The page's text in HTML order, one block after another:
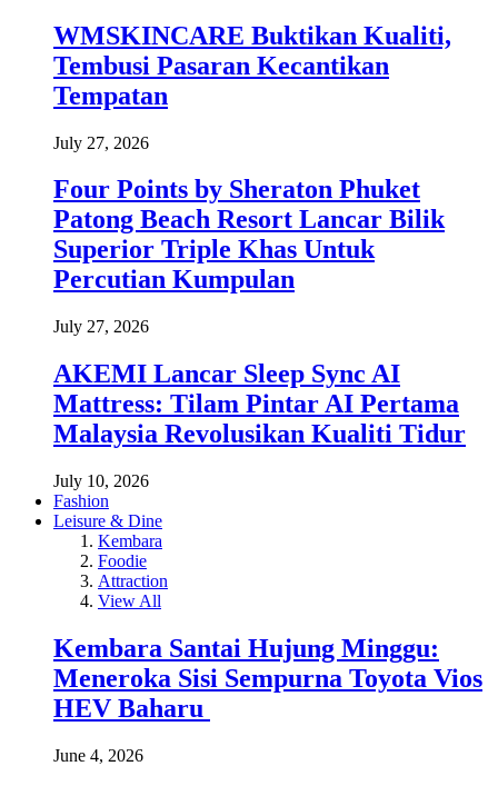
WMSKINCARE Buktikan Kualiti,
Tembusi Pasaran Kecantikan
Tempatan
July 27, 2026
Four Points by Sheraton Phuket
Patong Beach Resort Lancar Bilik
Superior Triple Khas Untuk
Percutian Kumpulan
July 27, 2026
AKEMI Lancar Sleep Sync AI
Mattress: Tilam Pintar AI Pertama
Malaysia Revolusikan Kualiti Tidur
July 10, 2026
Fashion
Leisure & Dine
Kembara
Foodie
Attraction
View All
Kembara Santai Hujung Minggu:
Meneroka Sisi Sempurna Toyota Vios
HEV Baharu
June 4, 2026